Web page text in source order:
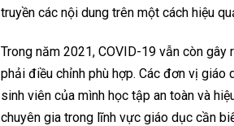
truyền các nội dung trên một cách hiệu
Trong năm 2021, COVID-19 vẫn còn
phải điều chỉnh phù hợp. Các đơn vị
sinh viên của mình học tập an toàn và
chuyên gia trong lĩnh vực giáo dục cần